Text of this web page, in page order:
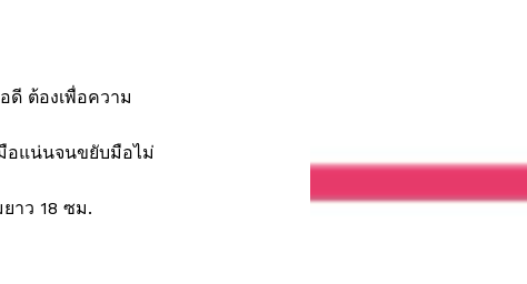
ดี ต้องเพื่อความ
อแน่นจนขยับมือไม่
าว 18 ซม.